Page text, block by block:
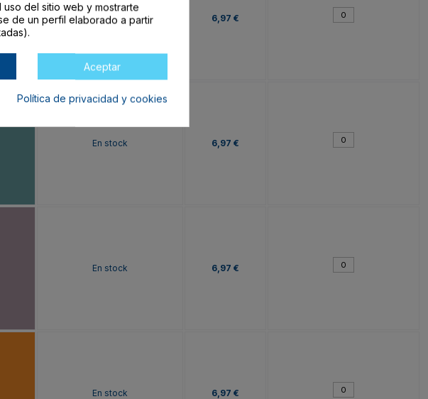
En stock 6,97 €
En stock 6,97 €
En stock 6,97 €
En stock 6,97 €
del sitio web y mostrarte
de un perfil elaborado a partir
Aceptar
Política de privacidad y cookies